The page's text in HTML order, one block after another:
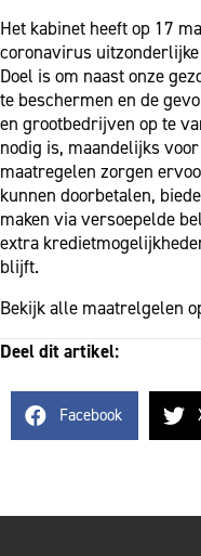
Het kabinet heeft op 17
coronavirus
Doel is om naast onze
te beschermen en de
en grootbedrijven op te
nodig is, maandelijks
maatregelen zorgen
kunnen doorbetalen,
maken via versoepelde
extra
blijft.
Bekijk alle maatrelgelen
Deel dit artikel:
Facebook